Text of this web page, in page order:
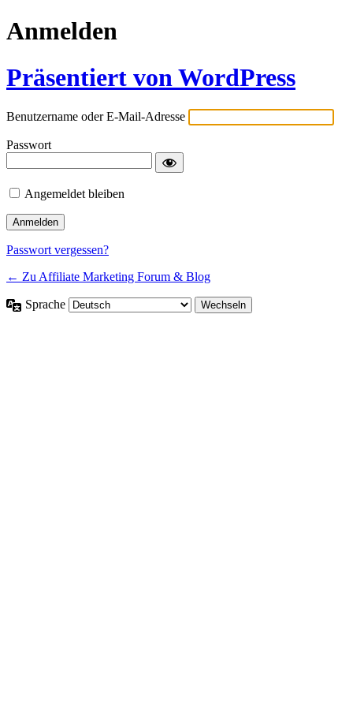
Anmelden
Präsentiert von WordPress
Benutzername oder E-Mail-Adresse
Passwort
Angemeldet bleiben
Passwort vergessen?
← Zu Affiliate Marketing Forum & Blog
Sprache